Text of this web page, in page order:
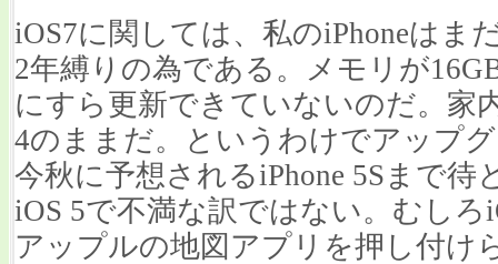
iOS7に関しては、私のiPhoneはま
2年縛りの為である。メモリが
にすら更新できていないのだ。家
4のままだ。というわけでアップ
今秋に予想されるiPhone 5Sまで
iOS 5で不満な訳ではない。むし
アップルの地図アプリを押し付け